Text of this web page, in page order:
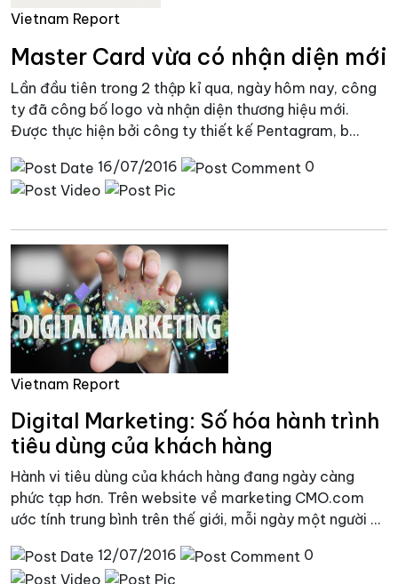
Vietnam Report
Master Card vừa có nhận diện mới
Lần đầu tiên trong 2 thập kỉ qua, ngày hôm nay, công
ty đã công bố logo và nhận diện thương hiệu mới.
Được thực hiện bởi công ty thiết kế Pentagram, b...
16/07/2016
0
Vietnam Report
Digital Marketing: Số hóa hành trình
tiêu dùng của khách hàng
Hành vi tiêu dùng của khách hàng đang ngày càng
phức tạp hơn. Trên website về marketing CMO.com
ước tính trung bình trên thế giới, mỗi ngày một người ...
12/07/2016
0